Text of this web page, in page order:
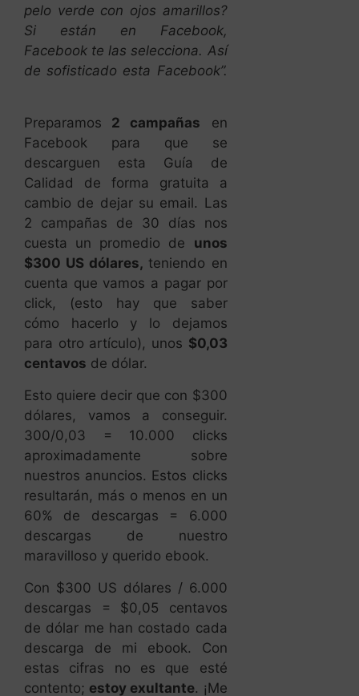
pelo verde con ojos amarillos?
Si están en Facebook,
Facebook te las selecciona. Así
de sofisticado esta Facebook”.
Preparamos 2 campañas en
Facebook para que se
descarguen esta Guía de
Calidad de forma gratuita a
cambio de dejar su email. Las
2 campañas de 30 días nos
cuesta un promedio de unos
$300 US dólares,teniendo en
cuenta que vamos a pagar por
click, (esto hay que saber
cómo hacerlo y lo dejamos
para otro artículo), unos $0,03
centavos de dólar.
Esto quiere decir que con $300
dólares, vamos a conseguir.
300/0,03 = 10.000 clicks
aproximadamente sobre
nuestros anuncios. Estos clicks
resultarán, más o menos en un
60% de descargas = 6.000
descargas de nuestro
maravilloso y querido ebook.
Con $300 US dólares / 6.000
descargas = $0,05 centavos
de dólar me han costado cada
descarga de mi ebook. Con
estas cifras no es que esté
contento; estoy exultante. ¡Me